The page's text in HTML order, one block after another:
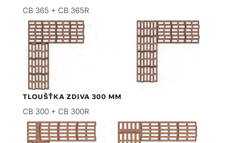
CB 365 + CB 365R
TLOUŠŤKA ZDIVA 300 MM
CB 300 + CB 300R